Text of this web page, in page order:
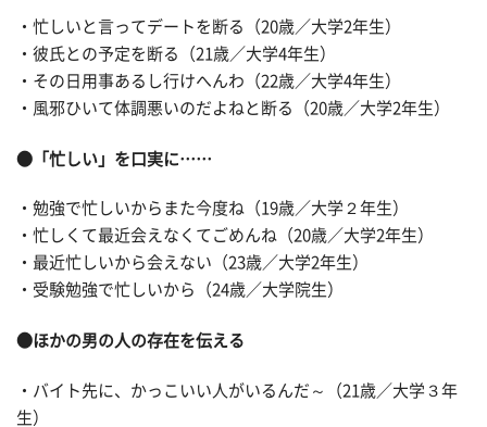
・忙しいと言ってデートを断る（20歳／大学2年生）
・彼氏との予定を断る（21歳／大学4年生）
・その日用事あるし行けへんわ（22歳／大学4年生）
・風邪ひいて体調悪いのだよねと断る（20歳／大学2年生）
● 「忙しい」を口実に……
・勉強で忙しいからまた今度ね（19歳／大学２年生）
・忙しくて最近会えなくてごめんね（20歳／大学2年生）
・最近忙しいから会えない（23歳／大学2年生）
・受験勉強で忙しいから（24歳／大学院生）
●ほかの男の人の存在を伝える
・バイト先に、かっこいい人がいるんだ～（21歳／大学３年
生）